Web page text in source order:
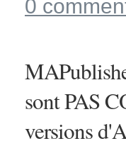
0
sont PAS
versions